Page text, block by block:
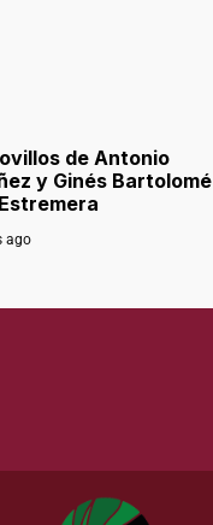
de Antonio
y Ginés Bartolomé
ago